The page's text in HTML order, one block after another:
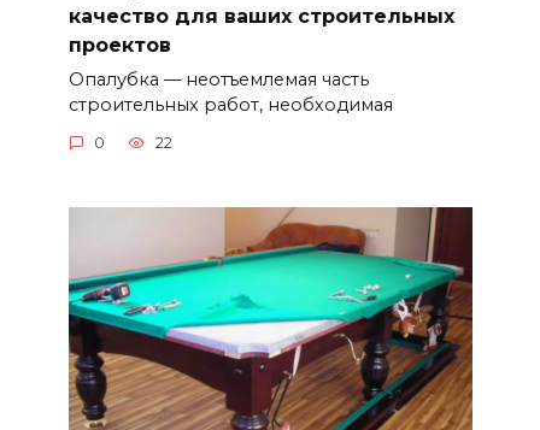
качество для ваших строительных
проектов
Опалубка — неотъемлемая часть
строительных работ, необходимая
0 22